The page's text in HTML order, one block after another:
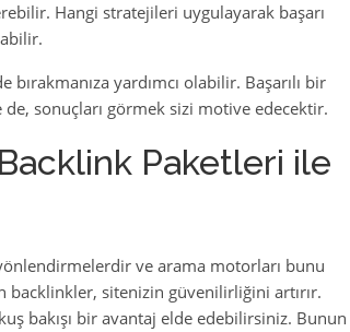
Hangi stratejileri uygulayarak başarı
yardımcı olabilir. Başarılı bir
sonuçları görmek sizi motive edecektir.
Paketleri ile
ve arama motorları bunu
backlinkler, sitenizin güvenilirliğini artırır.
bakışı bir avantaj elde edebilirsiniz. Bunun